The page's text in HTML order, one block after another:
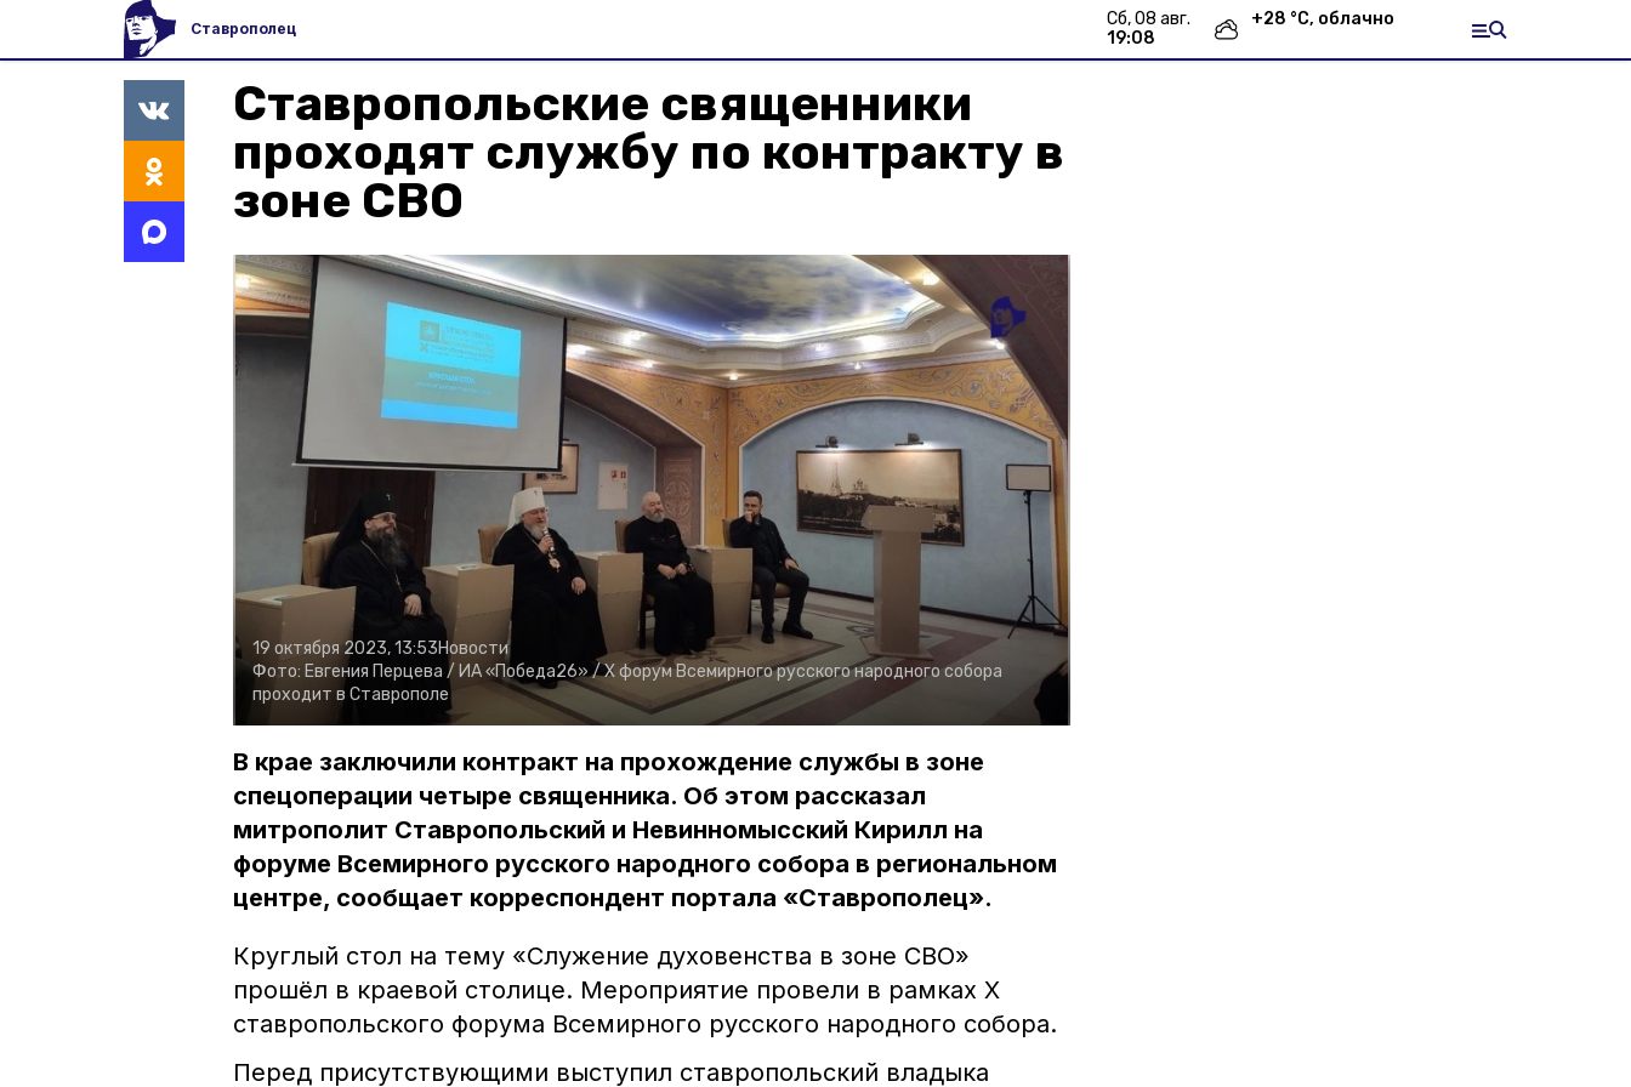
Ставрополец
сб, 08 авг.
19:08
+28 °С, облачно
Ставропольские священники
проходят службу по контракту в
зоне СВО
19 октября 2023, 13:53Новости
Фото: Евгения Перцева / ИА «Победа26» /X форум Всемирного русского народного собора
проходит в Ставрополе
В крае заключили контракт на прохождение службы в зоне
спецоперации четыре священника. Об этом рассказал
митрополит Ставропольский и Невинномысский Кирилл на
форуме Всемирного русского народного собора в региональном
центре, сообщает корреспондент портала «Ставрополец».
Круглый стол на тему «Служение духовенства в зоне СВО»
прошёл в краевой столице. Мероприятие провели в рамках X
ставропольского форума Всемирного русского народного собора.
Перед присутствующими выступил ставропольский владыка